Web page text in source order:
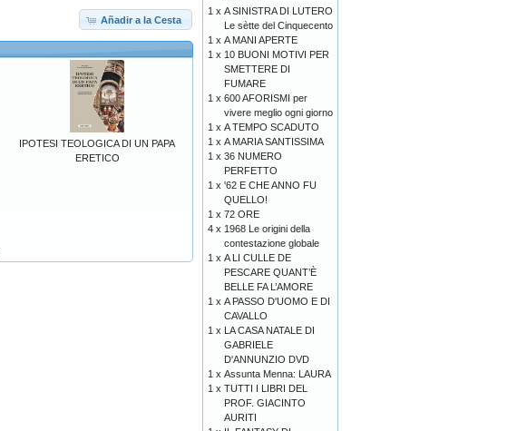
Añadir a la Cesta
IPOTESI TEOLOGICA DI UN PAPA
ERETICO
1 x A SINISTRA DI LUTERO
Le sètte del Cinquecento
1 x A MANI APERTE
1 x 10 BUONI MOTIVI PER
SMETTERE DI
FUMARE
1 x 600 AFORISMI per
vivere meglio ogni giorno
1 x A TEMPO SCADUTO
1 x A MARIA SANTISSIMA
1 x 36 NUMERO
PERFETTO
1 x '62 E CHE ANNO FU
QUELLO!
1 x 72 ORE
4 x 1968 Le origini della
contestazione globale
1 x A LI CULLE DE
PESCARE QUANT’È
BELLE FA L’AMORE
1 x A PASSO D'UOMO E DI
CAVALLO
1 x LA CASA NATALE DI
GABRIELE
D'ANNUNZIO DVD
1 x Assunta Menna: LAURA
1 x TUTTI I LIBRI DEL
PROF. GIACINTO
AURITI